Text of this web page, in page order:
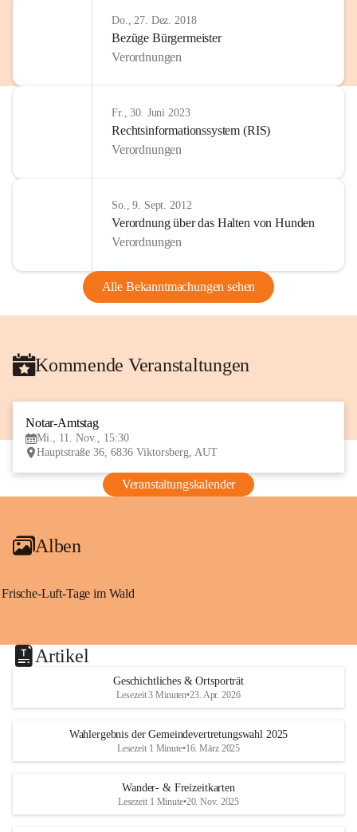
Do., 27. Dez. 2018
Bezüge Bürgermeister
Verordnungen
Fr., 30. Juni 2023
Rechtsinformationssystem (RIS)
Verordnungen
So., 9. Sept. 2012
Verordnung über das Halten von Hunden
Verordnungen
Alle Bekanntmachungen sehen
Kommende Veranstaltungen
Notar-Amtstag
Mi., 11. Nov., 15:30
Hauptstraße 36, 6836 Viktorsberg, AUT
Veranstaltungskalender
Alben
Frische-Luft-Tage im Wald
Artikel
Geschichtliches & Ortsporträt
Lesezeit 3 Minuten•23. Apr. 2026
Wahlergebnis der Gemeindevertretungswahl 2025
Lesezeit 1 Minute•16. März 2025
Wander- & Freizeitkarten
Lesezeit 1 Minute•20. Nov. 2025